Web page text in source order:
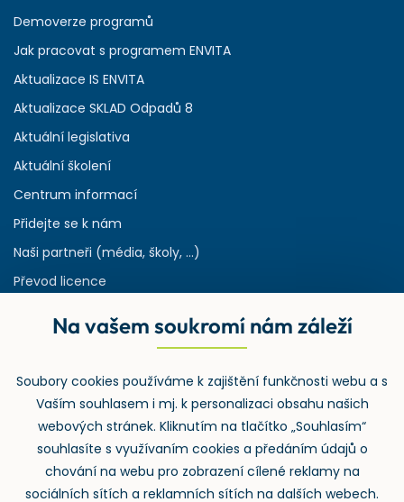
Demoverze programů
Jak pracovat s programem ENVITA
Aktualizace IS ENVITA
Aktualizace SKLAD Odpadů 8
Aktuální legislativa
Aktuální školení
Centrum informací
Přidejte se k nám
Naši partneři (média, školy, ...)
Převod licence
Rejstřík používaných zkratek v odpadech
Zpětný odběr
Na vašem soukromí nám záleží
Soubory cookies používáme k zajištění funkčnosti webu a s
Vaším souhlasem i mj. k personalizaci obsahu našich
webových stránek. Kliknutím na tlačítko „Souhlasím“
souhlasíte s využívaním cookies a předáním údajů o
chování na webu pro zobrazení cílené reklamy na
sociálních sítích a reklamních sítích na dalších webech.